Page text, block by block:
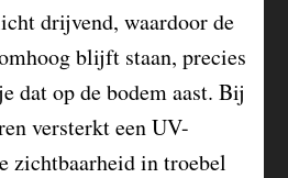
drijvend, waardoor de
blijft staan, precies
dat op de bodem aast. Bij
versterkt een UV-
zichtbaarheid in troebel